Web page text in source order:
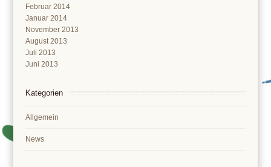
Februar 2014
Januar 2014
November 2013
August 2013
Juli 2013
Juni 2013
Kategorien
Allgemein
News